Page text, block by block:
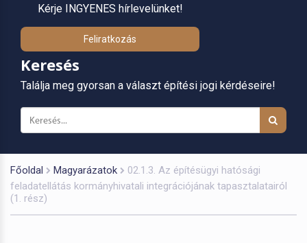
Kérje INGYENES hírlevelünket!
Feliratkozás
Keresés
Találja meg gyorsan a választ építési jogi kérdéseire!
Főoldal Magyarázatok
02.1.3. Az építésügyi hatósági
feladatellátás kormányhivatali integrációjának tapasztalatairól
(1. rész)